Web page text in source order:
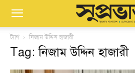
ট্যাগ নিজাম উদ্দিন হাজারী
Tag: নিজাম উদ্দিন হাজারী